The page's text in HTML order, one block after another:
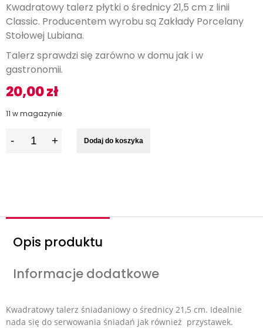
Kwadratowy talerz płytki o średnicy 21,5 cm z linii
Classic. Producentem wyrobu są Zakłady Porcelany
Stołowej Lubiana.
Talerz sprawdzi się zarówno w domu jak i w
gastronomii.
20,00zł
11 w magazynie
Dodaj do koszyka
Opis produktu
Informacje dodatkowe
Kwadratowy talerz śniadaniowy o średnicy 21,5 cm. Idealnie
nada się do serwowania śniadań jak również przystawek.